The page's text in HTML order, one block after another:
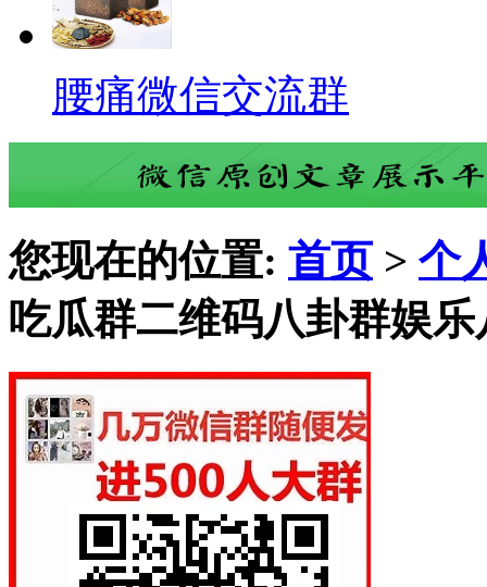
腰痛微信交流群
您现在的位置: 首页 > 个
吃瓜群二维码八卦群娱